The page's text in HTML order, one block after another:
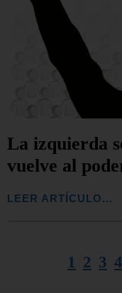
La izquierda
vuelve al
LEER ARTÍCULO...
1 2 3 4